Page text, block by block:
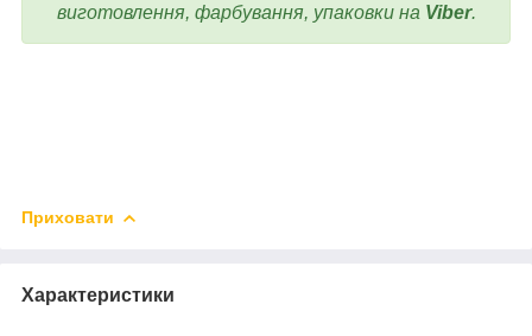
виготовлення, фарбування, упаковки на Viber.
Приховати
Характеристики